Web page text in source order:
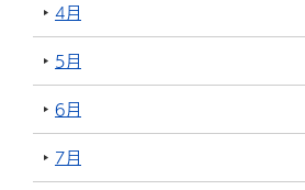
4月
5月
6月
7月